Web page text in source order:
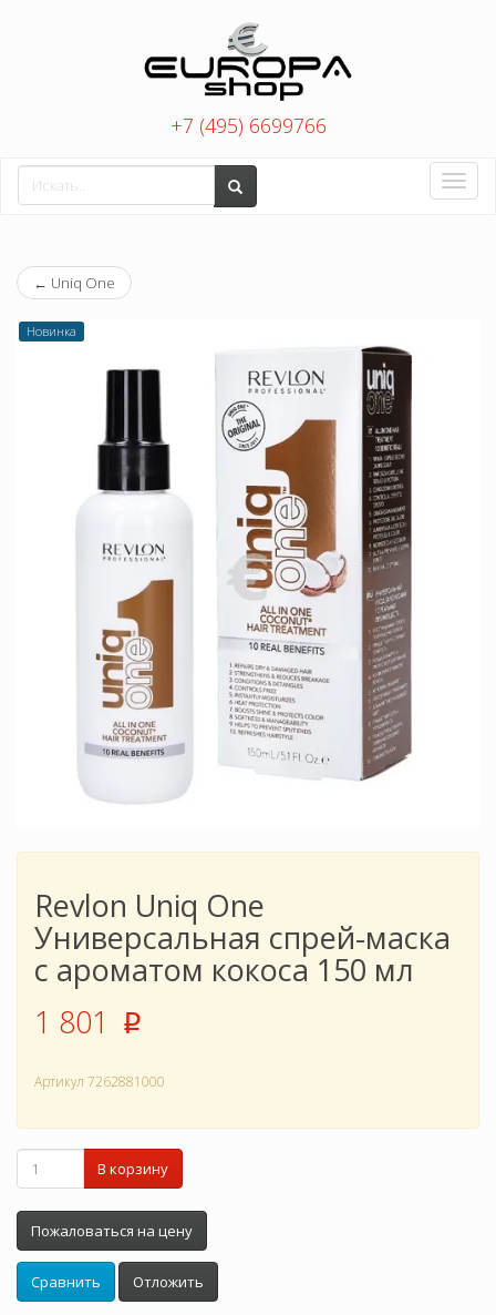
+7 (495) 6699766
Toggle
← Uniq One
Новинка
Revlon Uniq One
Универсальная спрей-маска
с ароматом кокоса 150 мл
1 801
p
Артикул 7262881000
В корзину
Пожаловаться на цену
Сравнить Отложить